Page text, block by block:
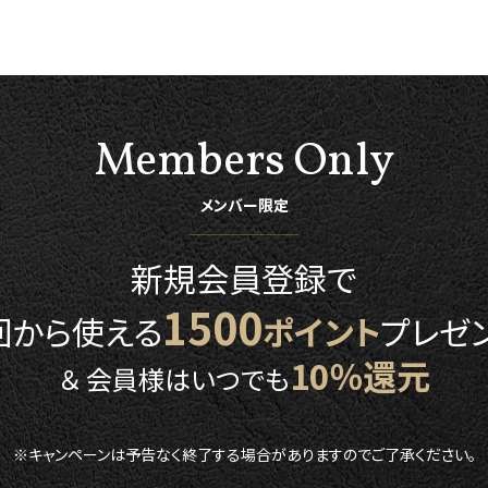
Members Only
メンバー限定
新規会員登録で
ら使える1500ポイントプレゼ
＆ 会員様はいつでも10％還元
※キャンペーンは予告なく終了する場合がありますのでご了承ください。